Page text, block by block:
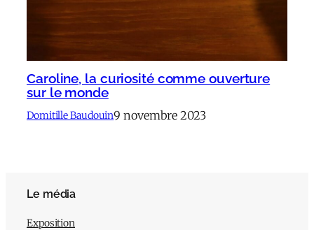
Caroline, la curiosité comme ouverture
sur le monde
Domitille Baudouin9 novembre 2023
Le média
Exposition